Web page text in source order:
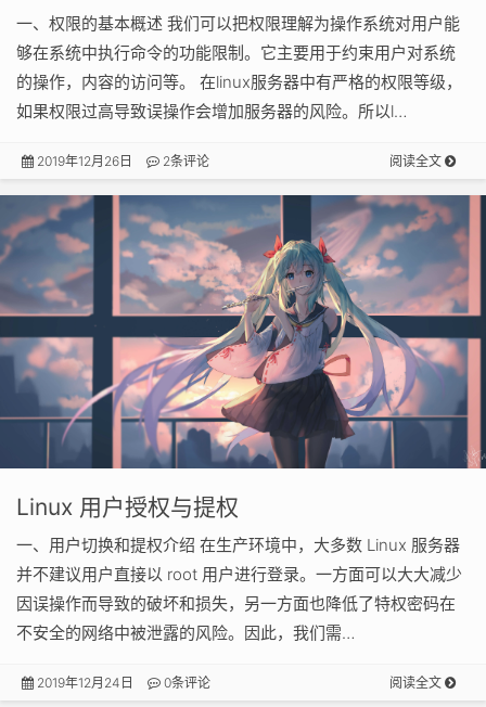
一、权限的基本概述 我们可以把权限理解为操作系统对用户能
够在系统中执行命令的功能限制。它主要用于约束用户对系统
的操作，内容的访问等。 在linux服务器中有严格的权限等级，
如果权限过高导致误操作会增加服务器的风险。所以l…
2019年12月26日 2条评论 阅读全文
Linux 用户授权与提权
一、用户切换和提权介绍 在生产环境中，大多数 Linux 服务器
并不建议用户直接以 root 用户进行登录。一方面可以大大减少
因误操作而导致的破坏和损失，另一方面也降低了特权密码在
不安全的网络中被泄露的风险。因此，我们需…
2019年12月24日 0条评论 阅读全文